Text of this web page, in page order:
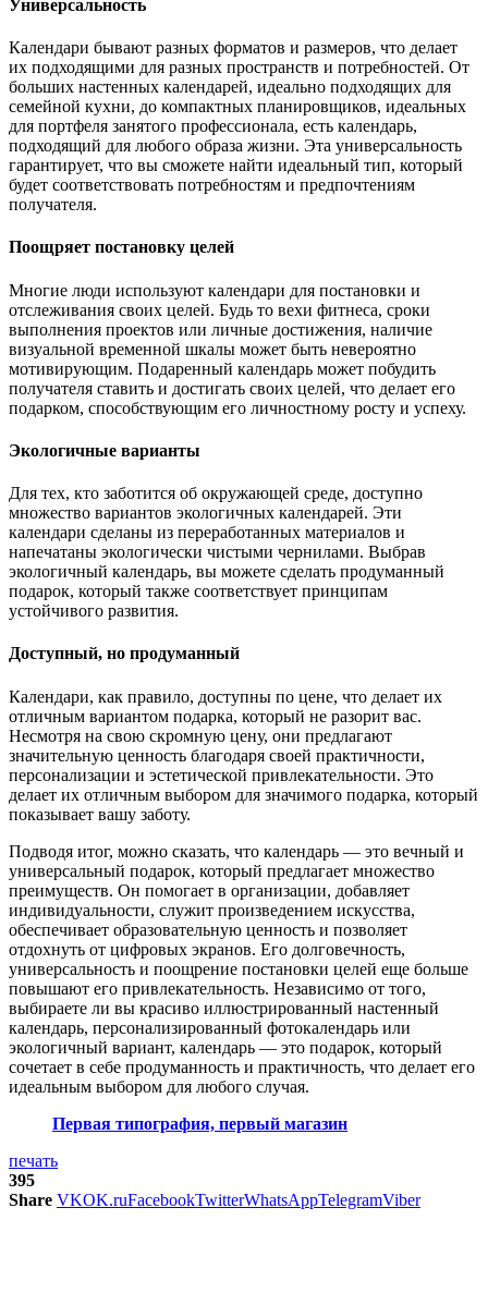
Универсальность
Календари бывают разных форматов и размеров, что делает
их подходящими для разных пространств и потребностей. От
больших настенных календарей, идеально подходящих для
семейной кухни, до компактных планировщиков, идеальных
для портфеля занятого профессионала, есть календарь,
подходящий для любого образа жизни. Эта универсальность
гарантирует, что вы сможете найти идеальный тип, который
будет соответствовать потребностям и предпочтениям
получателя.
Поощряет постановку целей
Многие люди используют календари для постановки и
отслеживания своих целей. Будь то вехи фитнеса, сроки
выполнения проектов или личные достижения, наличие
визуальной временной шкалы может быть невероятно
мотивирующим. Подаренный календарь может побудить
получателя ставить и достигать своих целей, что делает его
подарком, способствующим его личностному росту и успеху.
Экологичные варианты
Для тех, кто заботится об окружающей среде, доступно
множество вариантов экологичных календарей. Эти
календари сделаны из переработанных материалов и
напечатаны экологически чистыми чернилами. Выбрав
экологичный календарь, вы можете сделать продуманный
подарок, который также соответствует принципам
устойчивого развития.
Доступный, но продуманный
Календари, как правило, доступны по цене, что делает их
отличным вариантом подарка, который не разорит вас.
Несмотря на свою скромную цену, они предлагают
значительную ценность благодаря своей практичности,
персонализации и эстетической привлекательности. Это
делает их отличным выбором для значимого подарка, который
показывает вашу заботу.
Подводя итог, можно сказать, что календарь — это вечный и
универсальный подарок, который предлагает множество
преимуществ. Он помогает в организации, добавляет
индивидуальности, служит произведением искусства,
обеспечивает образовательную ценность и позволяет
отдохнуть от цифровых экранов. Его долговечность,
универсальность и поощрение постановки целей еще больше
повышают его привлекательность. Независимо от того,
выбираете ли вы красиво иллюстрированный настенный
календарь, персонализированный фотокалендарь или
экологичный вариант, календарь — это подарок, который
сочетает в себе продуманность и практичность, что делает его
идеальным выбором для любого случая.
Первая типография, первый магазин
печать
395
Share VKOK.ruFacebookTwitterWhatsAppTelegramViber